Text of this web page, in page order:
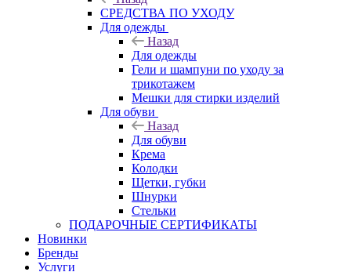
CРЕДСТВА ПО УХОДУ
Для одежды
Назад
Для одежды
Гели и шампуни по уходу за
трикотажем
Мешки для стирки изделий
Для обуви
Назад
Для обуви
Крема
Колодки
Щетки, губки
Шнурки
Стельки
ПОДАРОЧНЫЕ СЕРТИФИКАТЫ
Новинки
Бренды
Услуги